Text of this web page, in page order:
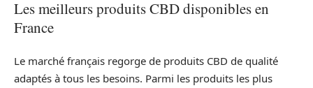
Les meilleurs produits CBD disponibles en
France
Le marché français regorge de produits CBD de qualité
adaptés à tous les besoins. Parmi les produits les plus